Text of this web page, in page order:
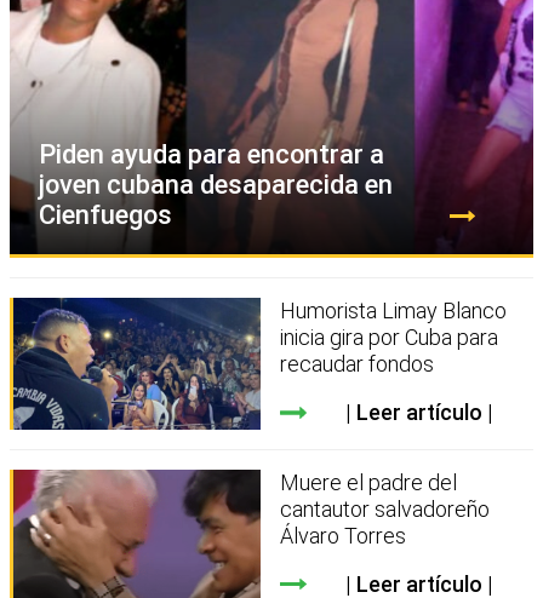
Piden ayuda para encontrar a
joven cubana desaparecida en
Cienfuegos
Humorista Limay Blanco
inicia gira por Cuba para
recaudar fondos
Leer artículo
Muere el padre del
cantautor salvadoreño
Álvaro Torres
Leer artículo